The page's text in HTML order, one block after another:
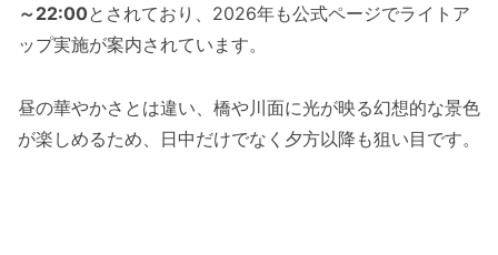
～22:00とされており、2026年も公式ページでライトア
ップ実施が案内されています。
昼の華やかさとは違い、橋や川面に光が映る幻想的な景色
が楽しめるため、日中だけでなく夕方以降も狙い目です。